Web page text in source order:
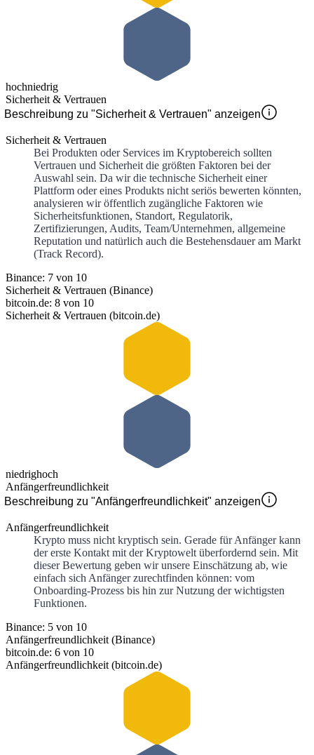
hochniedrig
Sicherheit & Vertrauen
Beschreibung zu "Sicherheit & Vertrauen" anzeigen
Sicherheit & Vertrauen
Bei Produkten oder Services im Kryptobereich sollten
Vertrauen und Sicherheit die größten Faktoren bei der
Auswahl sein. Da wir die technische Sicherheit einer
Plattform oder eines Produkts nicht seriös bewerten könnten,
analysieren wir öffentlich zugängliche Faktoren wie
Sicherheitsfunktionen, Standort, Regulatorik,
Zertifizierungen, Audits, Team/Unternehmen, allgemeine
Reputation und natürlich auch die Bestehensdauer am Markt
(Track Record).
Binance: 7 von 10
Sicherheit & Vertrauen (Binance)
bitcoin.de: 8 von 10
Sicherheit & Vertrauen (bitcoin.de)
niedrighoch
Anfängerfreundlichkeit
Beschreibung zu "Anfängerfreundlichkeit" anzeigen
Anfängerfreundlichkeit
Krypto muss nicht kryptisch sein. Gerade für Anfänger kann
der erste Kontakt mit der Kryptowelt überfordernd sein. Mit
dieser Bewertung geben wir unsere Einschätzung ab, wie
einfach sich Anfänger zurechtfinden können: vom
Onboarding-Prozess bis hin zur Nutzung der wichtigsten
Funktionen.
Binance: 5 von 10
Anfängerfreundlichkeit (Binance)
bitcoin.de: 6 von 10
Anfängerfreundlichkeit (bitcoin.de)